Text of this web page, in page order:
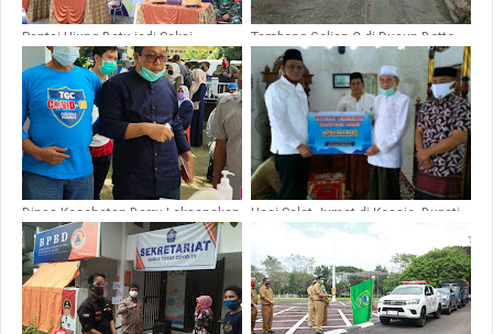
Pantai Ujung Batu jadi Saksi,
Element Masyarakat Se-Kecamatan
Barru Deklarasi ODF
Tambang Galian C di Dusun Botto-
botto Desa Lompo Tengah Ilegal,
Ucap Kadis DPM-PTSP-TK Barru
Dinas Kesehatan Barru Laksanakan
Rapid Test Ke-PPK, PPS dan PPDP
Usai Salat Jumat di Kessie, Bupati
Barru Serahkan Bantuan